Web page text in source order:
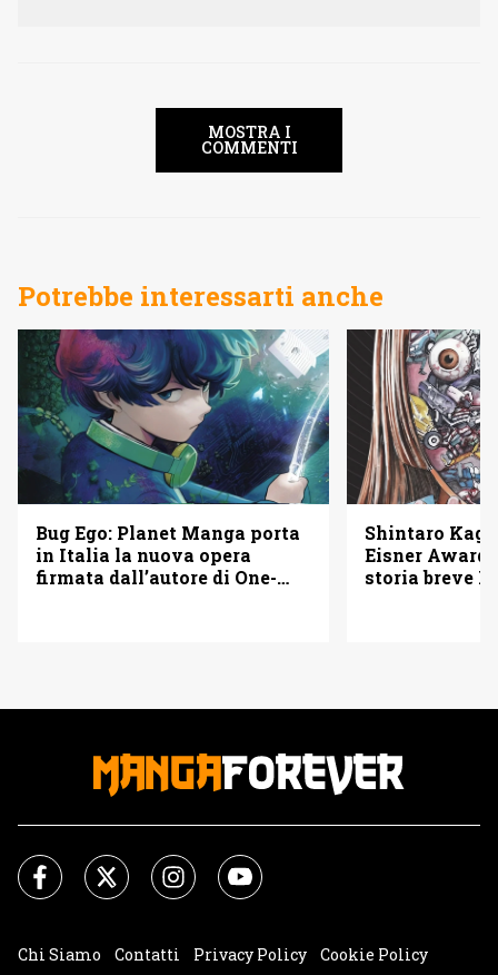
MOSTRA I
COMMENTI
Potrebbe interessarti anche
Bug Ego: Planet Manga porta
in Italia la nuova opera
firmata dall’autore di One-
Shintaro
Eisner
storia breve
Chi Siamo Contatti Privacy Policy
Cookie Policy